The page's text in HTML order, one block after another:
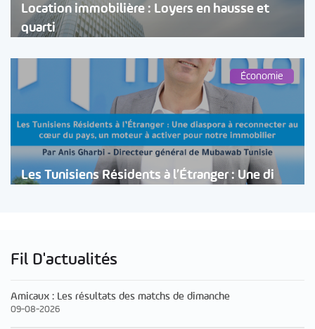
Location immobilière : Loyers en hausse et
quarti
Économie
Les Tunisiens Résidents à l’Étranger : Une di
Fil D'actualités
Amicaux : Les résultats des matchs de dimanche
09-08-2026